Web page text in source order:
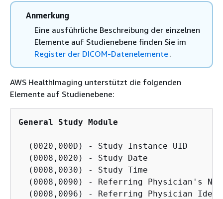
Anmerkung
Eine ausführliche Beschreibung der einzelnen
Elemente auf Studienebene finden Sie im
Register der DICOM-Datenelemente .
AWS HealthImaging unterstützt die folgenden
Elemente auf Studienebene:
General Study Module
  (0020,000D) - Study Instance UID
  (0008,0020) - Study Date
  (0008,0030) - Study Time
(0008,0090) - Referring Physician's
(0008,0096) - Referring Physician